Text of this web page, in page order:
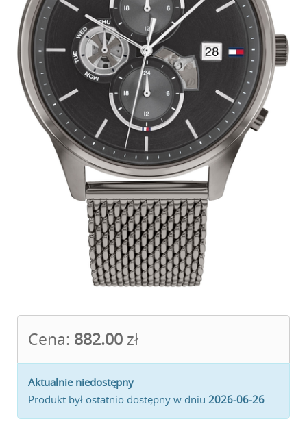
Cena: 882.00 zł
Aktualnie niedostępny
Produkt był ostatnio dostępny w dniu 2026-06-26